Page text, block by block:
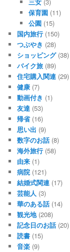
保育園(11)
公園(15)
国内旅行 (150)
つぶやき (28)
ショッピング(38)
バイク旅 (89)
住宅購入関連 (29)
健康 (7)
動画付き (1)
友達 (53)
帰省(16)
思い出 (9)
数字のお話 (8)
海外旅行 (58)
由来 (1)
病院 (121)
結婚式関連 (17)
芸能人 (3)
華のある話 (14)
観光地(208)
記念日のお話 (20)
読書 (15)
音楽 (9)